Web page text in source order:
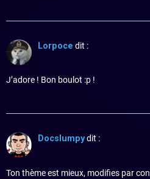
Lorpoce dit :
J’adore ! Bon boulot :p !
Docslumpydit :
Ton thème est mieux, modifies par